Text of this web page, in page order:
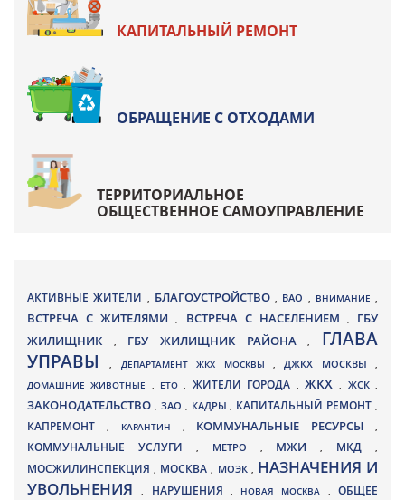
КАПИТАЛЬНЫЙ РЕМОНТ
ОБРАЩЕНИЕ С ОТХОДАМИ
ТЕРРИТОРИАЛЬНОЕ
ОБЩЕСТВЕННОЕ САМОУПРАВЛЕНИЕ
АКТИВНЫЕ ЖИТЕЛИ , БЛАГОУСТРОЙСТВО , ВАО , ВНИМАНИЕ ,
ВСТРЕЧА С ЖИТЕЛЯМИ, ВСТРЕЧА С НАСЕЛЕНИЕМ , ГБУ
ЖИЛИЩНИК
, ГБУ ЖИЛИЩНИК РАЙОНА, ГЛАВА
УПРАВЫ, ДЕПАРТАМЕНТ ЖКХ МОСКВЫ ,ДЖКХ МОСКВЫ ,
ДОМАШНИЕ ЖИВОТНЫЕ , ЕТО, ЖИТЕЛИ ГОРОДА , ЖКХ, ЖСК,
ЗАКОНОДАТЕЛЬСТВО , ЗАО , КАДРЫ, КАПИТАЛЬНЫЙ РЕМОНТ ,
КАПРЕМОНТ , КАРАНТИН , КОММУНАЛЬНЫЕ РЕСУРСЫ,
КОММУНАЛЬНЫЕ УСЛУГИ , МЕТРО , МЖИ, МКД ,
МОСЖИЛИНСПЕКЦИЯ, МОСКВА , МОЭК , НАЗНАЧЕНИЯ И
УВОЛЬНЕНИЯ, НАРУШЕНИЯ , НОВАЯ МОСКВА ,ОБЩЕЕ